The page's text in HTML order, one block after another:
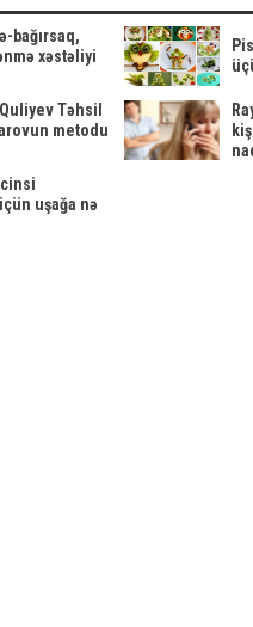
bağırsaq,
xəstəliyi
Təhsil
metodu
uşağa nə